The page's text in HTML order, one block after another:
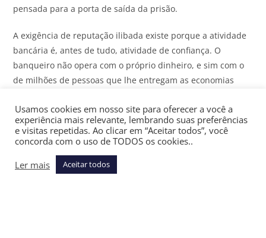
pensada para a porta de saída da prisão.
A exigência de reputação ilibada existe porque a atividade
bancária é, antes de tudo, atividade de confiança. O
banqueiro não opera com o próprio dinheiro, e sim com o
de milhões de pessoas que lhe entregam as economias
Estado deveria postar-se como guardião desse pacto tácito.
O exame da reputação é, por natureza, preventivo, olha
do cofre a alguém. Não pode contentar-se com a ficha de
Usamos cookies em nosso site para oferecer a você a
experiência mais relevante, lembrando suas preferências
e visitas repetidas. Ao clicar em “Aceitar todos”, você
concorda com o uso de TODOS os cookies..
Ler mais
Aceitar todos